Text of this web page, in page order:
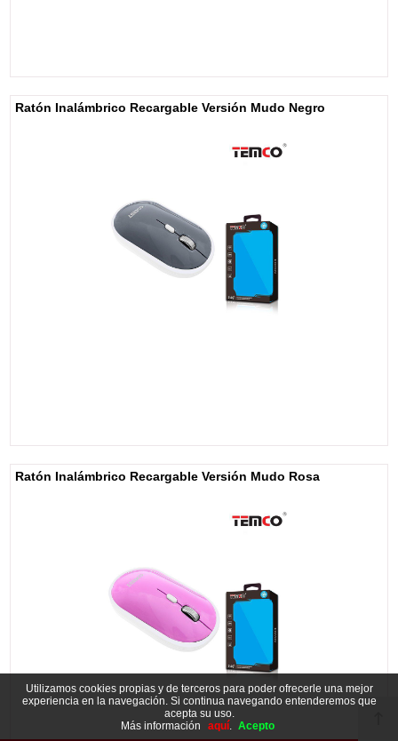
Ratón Inalámbrico Recargable Versión Mudo Negro
Ratón Inalámbrico Recargable Versión Mudo Rosa
Utilizamos cookies propias y de terceros para poder ofrecerle una mejor
experiencia en la navegación. Si continua navegando entenderemos que
acepta su uso.
Más información
aquí. Acepto